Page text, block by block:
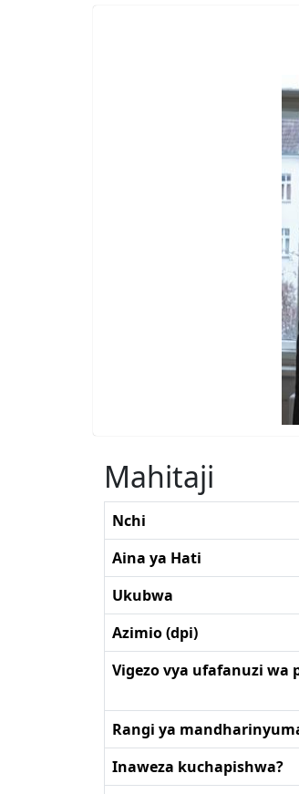
Mahitaji
Nchi
Aina ya Hati
Ukubwa
Azimio (dpi)
Vigezo vya ufafanuzi wa
Rangi ya
Inaweza kuchapishwa?